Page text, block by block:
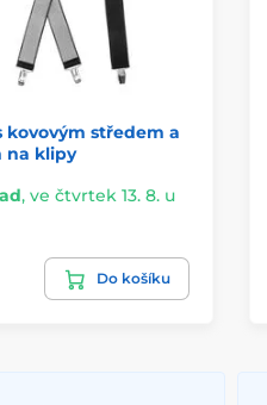
kovovým středem a
na klipy
, ve čtvrtek 13. 8. u
Do košíku